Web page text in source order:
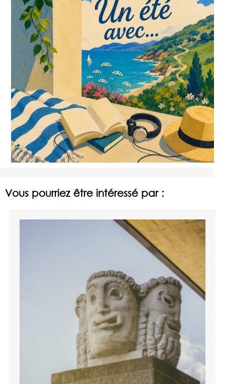
Vous pourriez être intéressé par :